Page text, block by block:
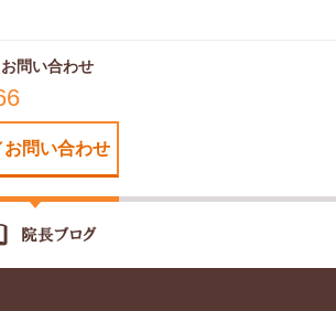
問い合わせ
問い合わせ